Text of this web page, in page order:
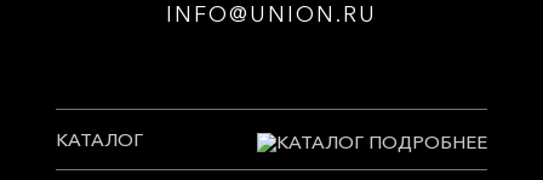
INFO@UNION.RU
КАТАЛОГ